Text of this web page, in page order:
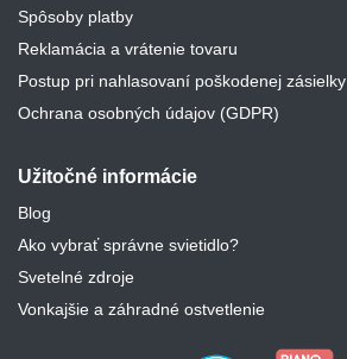
Spôsoby platby
Reklamácia a vrátenie tovaru
Postup pri nahlasovaní poškodenej zásielky
Ochrana osobných údajov (GDPR)
Užitočné informácie
Blog
Ako vybrať správne svietidlo?
Svetelné zdroje
Vonkajšie a záhradné ostvetlenie